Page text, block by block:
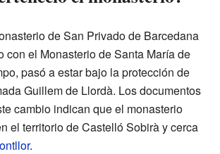
de San Privado de Barcedana
con el Monasterio de Santa María de
pasó a estar bajo la protección de
Guillem de Llordà. Los documentos
cambio indican que el monasterio
el territorio de Castelló Sobirà y cerca
.